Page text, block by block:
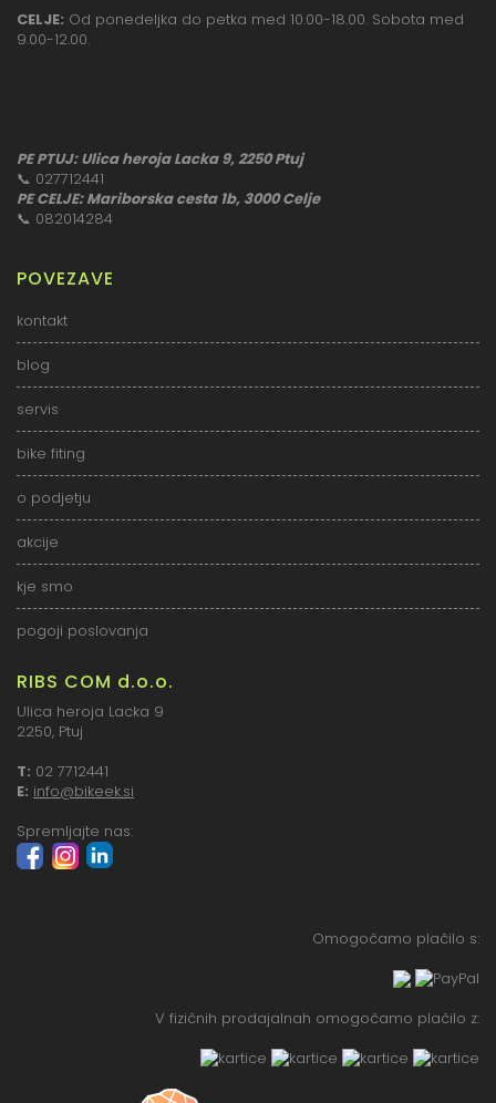
CELJE: Od ponedeljka do petka med 10.00-18.00. Sobota med
9.00-12.00.
PE PTUJ: Ulica heroja Lacka 9, 2250 Ptuj
📞 027712441
PE CELJE: Mariborska cesta 1b, 3000 Celje
📞 082014284
POVEZAVE
kontakt
blog
servis
bike fiting
o podjetju
akcije
kje smo
pogoji poslovanja
RIBS COM d.o.o.
Ulica heroja Lacka 9
2250, Ptuj
T: 02 7712441
E: info@bikeek.si
Spremljajte nas:
Omogočamo plačilo s:
V fizičnih prodajalnah omogočamo plačilo z: